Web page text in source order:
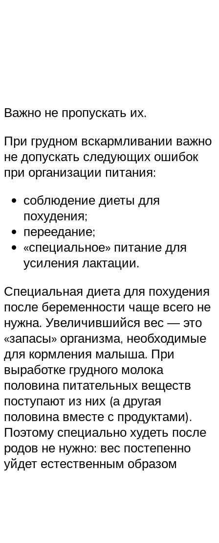
Важно не пропускать их.
При грудном вскармливании важно
не допускать следующих ошибок
при организации питания:
соблюдение диеты для
похудения;
переедание;
«специальное» питание для
усиления лактации.
Специальная диета для похудения
после беременности чаще всего не
нужна. Увеличившийся вес — это
«запасы» организма, необходимые
для кормления малыша. При
выработке грудного молока
половина питательных веществ
поступают из них (а другая
половина вместе с продуктами).
Поэтому специально худеть после
родов не нужно: вес постепенно
уйдет естественным образом